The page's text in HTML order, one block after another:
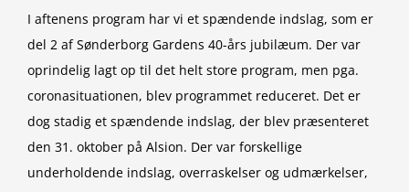
I aftenens program har vi et spændende indslag, som er
del 2 af Sønderborg Gardens 40-års jubilæum. Der var
oprindelig lagt op til det helt store program, men pga.
coronasituationen, blev programmet reduceret. Det er
dog stadig et spændende indslag, der blev præsenteret
den 31. oktober på Alsion. Der var forskellige
underholdende indslag, overraskelser og udmærkelser,